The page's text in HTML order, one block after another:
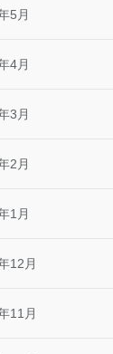
5月
4月
3月
2月
1月
12月
11月